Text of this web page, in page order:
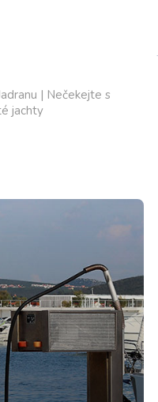
| Nečekejte s
jachty